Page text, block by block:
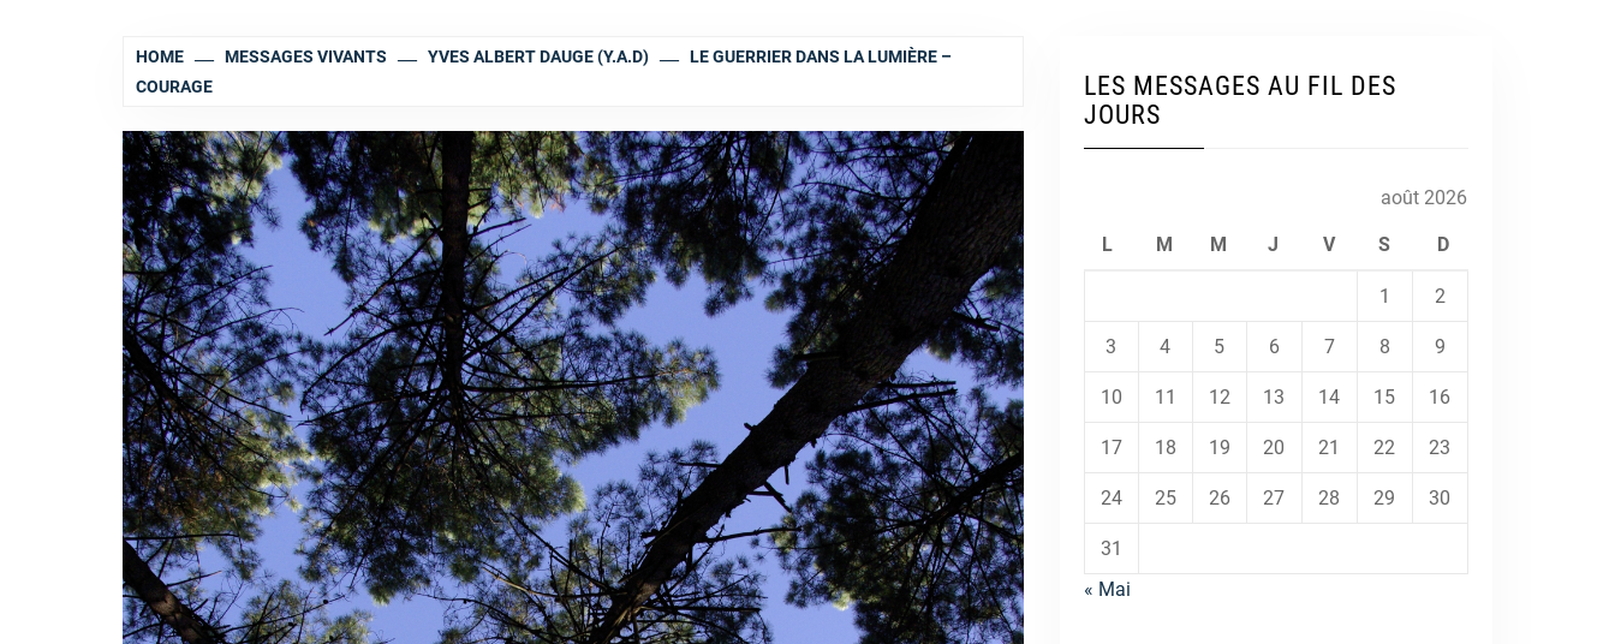
HOME MESSAGES VIVANTS YVES ALBERT DAUGE (Y.A.D)
LE GUERRIER DANS LA LUMIÈRE –
COURAGE
LES MESSAGES AU FIL DES
JOURS
août 2026
L M M J V S D
1 2
3 4 5 6 7 8 9
10 11 12 13 14 15 16
17 18 19 20 21 22 23
24 25 26 27 28 29 30
31
« Mai